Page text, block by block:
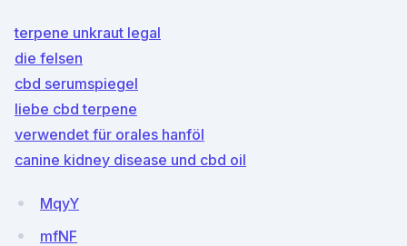
terpene unkraut legal
die felsen
cbd serumspiegel
liebe cbd terpene
verwendet für orales hanföl
canine kidney disease und cbd oil
MqyY
mfNF